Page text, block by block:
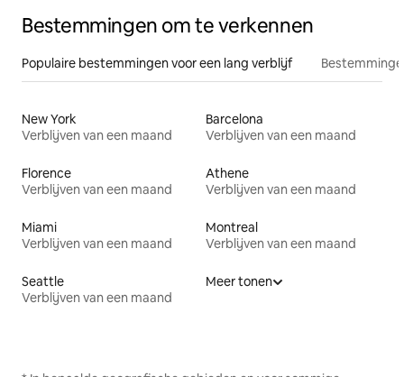
Bestemmingen om te verkennen
Populaire bestemmingen voor een lang verblijf
New York
Verblijven van een maand
Barcelona
Verblijven van een maand
Florence
Verblijven van een maand
Athene
Verblijven van een maand
Miami
Verblijven van een maand
Montreal
Verblijven van een maand
Seattle
Verblijven van een maand
Meer tonen